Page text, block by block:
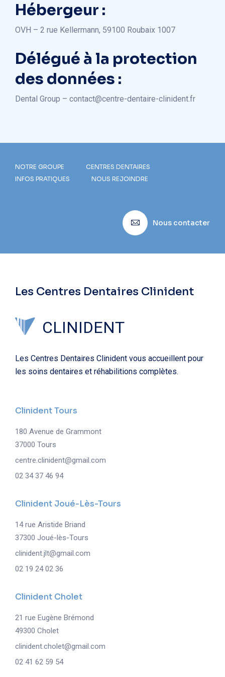
Hébergeur :
OVH – 2 rue Kellermann, 59100 Roubaix 1007
Délégué à la protection
des données :
Dental Group – contact@centre-dentaire-clinident.fr
NOTRE GROUPE
CENTRES DENTAIRES
INFOS PRATIQUES
NOUS REJOINDRE
Nous contacter
Les Centres Dentaires Clinident
CLINIDENT
Les Centres Dentaires Clinident vous accueillent pour
les soins dentaires et réhabilitions complètes.
Clinident Tours
180 Avenue de Grammont
37000 Tours
centre.clinident@gmail.com
02 34 37 46 94
Clinident Joué-Lès-Tours
14 rue Aristide Briand
37300 Joué-lès-Tours
clinident.jlt@gmail.com
02 19 24 02 36
Clinident Cholet
21 rue Eugène Brémond
49300 Cholet
clinident.cholet@gmail.com
02 41 62 59 54